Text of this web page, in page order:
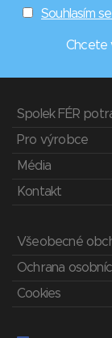
Souhlasím
Chcete
Spolek FÉR
Pro výrobce
Média
Kontakt
Všeobecné
Ochrana
Cookies